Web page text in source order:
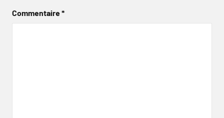
Commentaire*